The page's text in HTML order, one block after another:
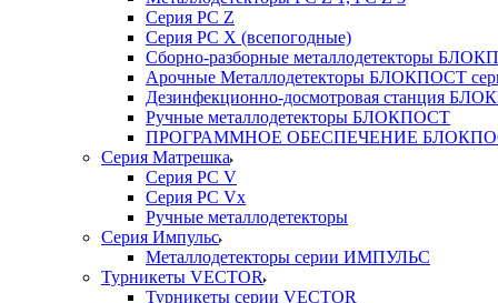
Серия РС Z
Серия РС X (всепогодные)
Сборно-разборные металлодетекторы
Арочные Металлодетекторы БЛОКПОСТ
Дезинфекционно-досмотровая станция
Ручные металлодетекторы БЛОКПОСТ
ПРОГРАММНОЕ ОБЕСПЕЧЕНИЕ
Серия Матрешка
Серия PC V
Серия PC Vx
Ручные металлодетекторы
Серия Импульс
Металлодетекторы серии ИМПУЛЬС
Турникеты VECTOR
Турникеты серии VECTOR